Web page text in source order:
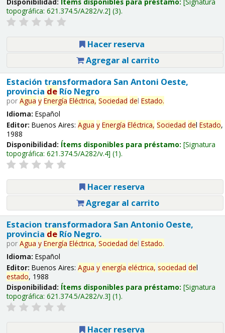
topográfica: 621.374.5/A282/v.2 (3).
Hacer reserva
Agregar al carrito
Estación transformadora San Antoni Oeste,
provincia deRío Negro
por Agua y Energía Eléctrica, Sociedad del Estado.
Idioma: Español
Editor: Buenos Aires: Agua y Energía Eléctrica, Sociedad del Estado,
1988
Disponibilidad: Ítems disponibles para préstamo: Signatura
topográfica: 621.374.5/A282/v.4 (1).
Hacer reserva
Agregar al carrito
Estacion transformadora San Antonio Oeste,
provincia deRío Negro.
por Agua y Energía Eléctrica, Sociedad del Estado.
Idioma: Español
Editor: Buenos Aires: Agua y energía eléctrica, sociedad del
estado, 1988
Disponibilidad: Ítems disponibles para préstamo: Signatura
topográfica: 621.374.5/A282/v.3 (1).
Hacer reserva